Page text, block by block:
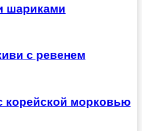
шариками
с ревенем
корейской морковью